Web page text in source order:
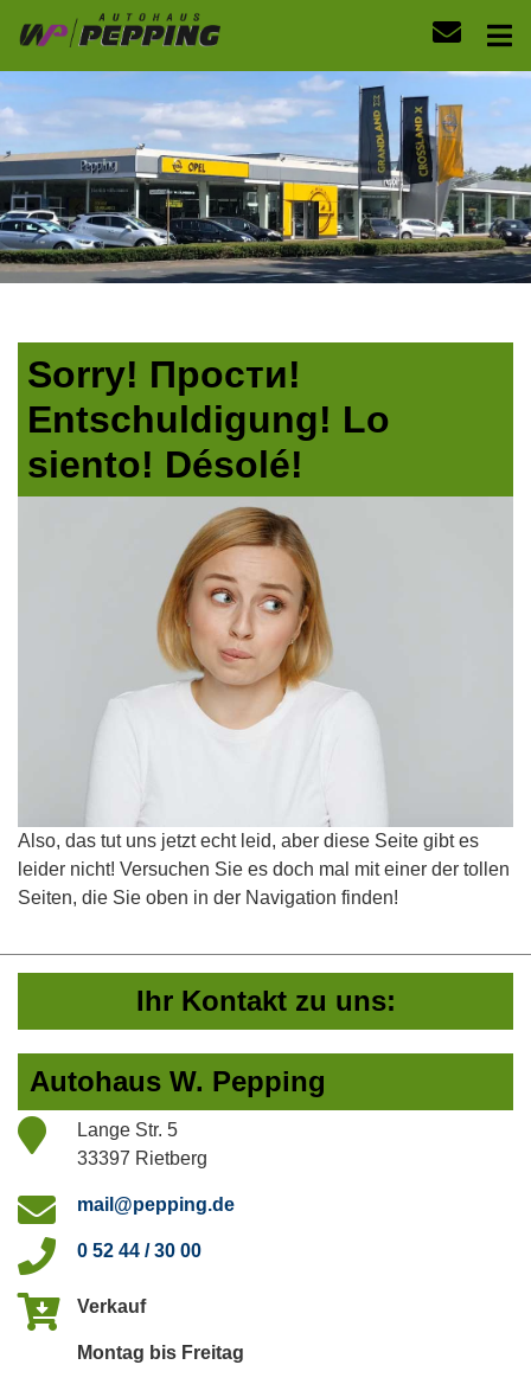
Sorry! Прости!
Entschuldigung! Lo
siento! Désolé!
Also, das tut uns jetzt echt leid, aber diese Seite gibt es
leider nicht! Versuchen Sie es doch mal mit einer der tollen
Seiten, die Sie oben in der Navigation finden!
Ihr Kontakt zu uns:
Autohaus W. Pepping
Lange Str. 5
33397 Rietberg
mail@pepping.de
0 52 44 / 30 00
Verkauf
Montag bis Freitag